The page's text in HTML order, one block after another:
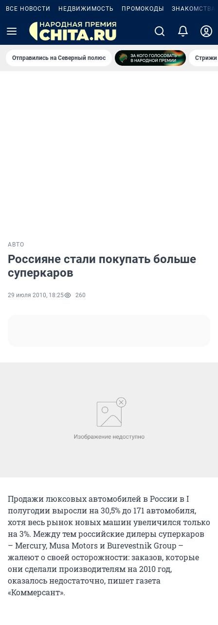
ВСЕ НОВОСТИ НЕДВИЖИМОСТЬ ПРОМОКОДЫ ЗНАКОМСТВА
Отправились на Северный полюс Стрижи
АВТО
Россияне стали покупать больше
суперкаров
29 июля 2010, 18:25 260
Продажи люксовых автомобилей в России в I
полугодии выросли на 30,5% до 171 автомобиля,
хотя весь рынок новых машин увеличился только
на 3%. Между тем российские дилеры суперкаров
– Mercury, Musa Motors и Burevestnik Group –
жалеют о своей осторожности: заказов, которые
они сделали производителям на 2010 год,
оказалось недостаточно, пишет газета
«Коммерсант».